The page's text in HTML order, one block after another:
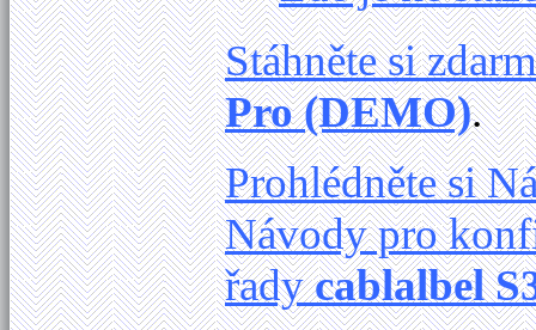
Stáhněte si
Pro (DEMO).
Prohlédněte si
Návody pro
řadycablalbel